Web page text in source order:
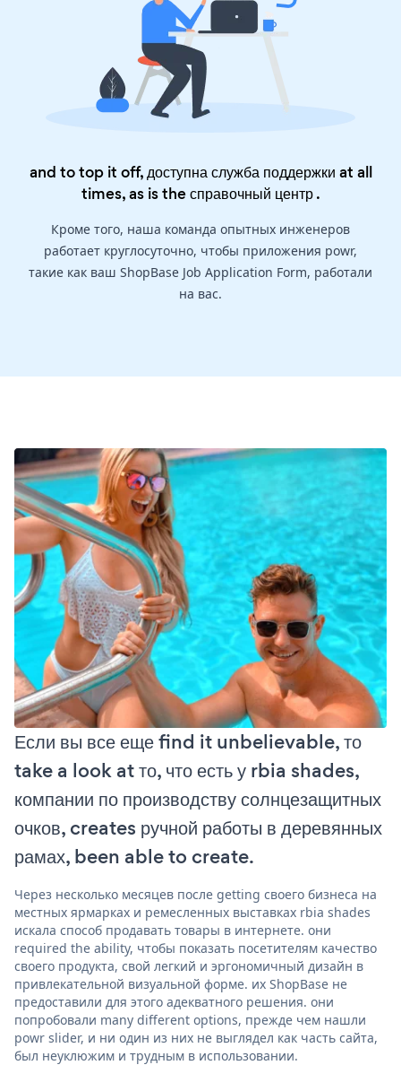
and to top it off, доступна служба поддержки at all
times, as is theсправочный центр.
Кроме того, наша команда опытных инженеров
работает круглосуточно, чтобы приложения powr,
такие как ваш ShopBase Job Application Form, работали
на вас.
Если вы все еще find it unbelievable, то
take a look at то, что есть у rbia shades,
компании по производству солнцезащитных
очков, creates ручной работы в деревянных
рамах, been able to create.
Через несколько месяцев после getting своего бизнеса на
местных ярмарках и ремесленных выставках rbia shades
искала способ продавать товары в интернете. они
required the ability, чтобы показать посетителям качество
своего продукта, свой легкий и эргономичный дизайн в
привлекательной визуальной форме. их ShopBase не
предоставили для этого адекватного решения. они
попробовали many different options, прежде чем нашли
powr slider, и ни один из них не выглядел как часть сайта,
был неуклюжим и трудным в использовании.